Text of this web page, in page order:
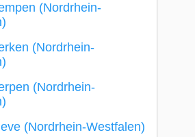
(Nordrhein-
(Nordrhein-
(Nordrhein-
(Nordrhein-Westfalen)